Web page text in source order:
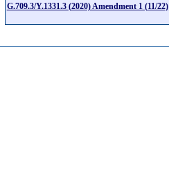
G.709.3/Y.1331.3 (2020) Amendment 1 (11/22)